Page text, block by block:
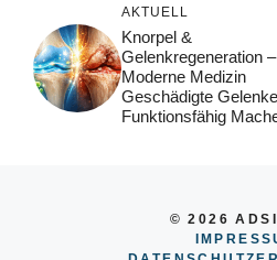
AKTUELL
Knorpel &
Gelenkregeneration
Moderne Medizin
Geschädigte
Funktionsfähig
© 2026